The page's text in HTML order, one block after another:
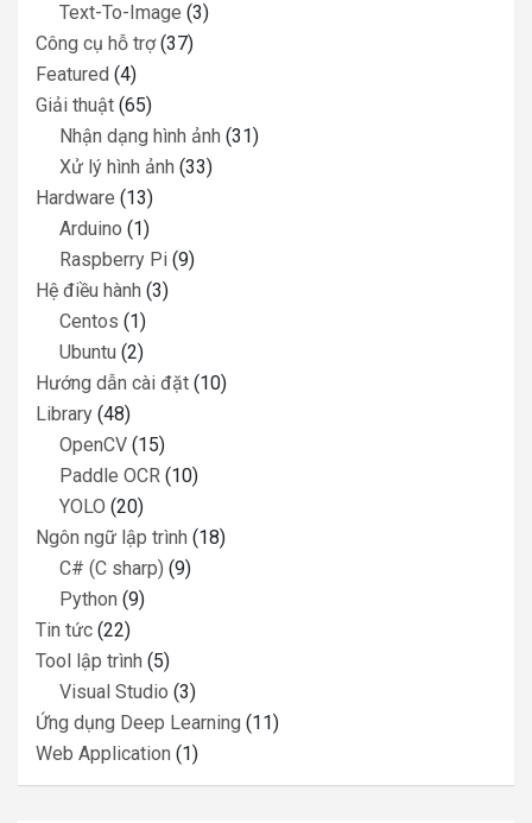
Text-To-Image (3)
Công cụ hỗ trợ(37)
Featured (4)
Giải thuật (65)
Nhận dạng hình ảnh (31)
Xử lý hình ảnh (33)
Hardware (13)
Arduino (1)
Raspberry Pi (9)
Hệ điều hành (3)
Centos (1)
Ubuntu (2)
Hướng dẫn cài đặt (10)
Library (48)
OpenCV (15)
Paddle OCR (10)
YOLO (20)
Ngôn ngữ lập trình (18)
C# (C sharp) (9)
Python (9)
Tin tức (22)
Tool lập trình (5)
Visual Studio (3)
Ứng dụng Deep Learning (11)
Web Application (1)